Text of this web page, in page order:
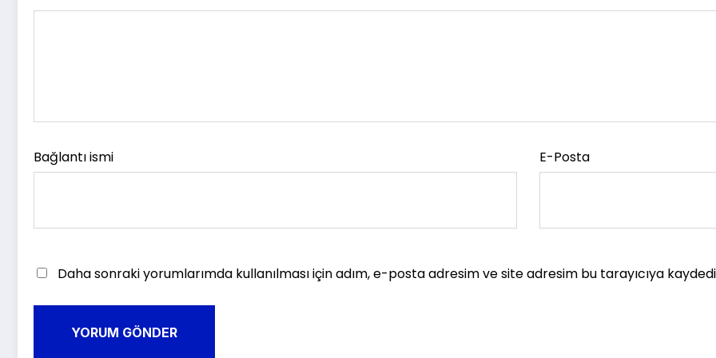
Bağlantı ismi E-Posta
Daha sonraki yorumlarımda kullanılması için adım, e-posta adresim ve site adresim bu tarayıcıya